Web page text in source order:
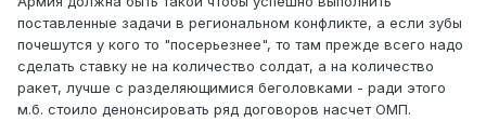
поставленные задачи в региональном конфликте, а если зубы
почешутся у кого то "посерьезнее", то там прежде всего надо
сделать ставку не на количество солдат, а на количество
ракет, лучше с разделяющимися беголовками - ради этого
м.б. стоило денонсировать ряд договоров насчет ОМП.